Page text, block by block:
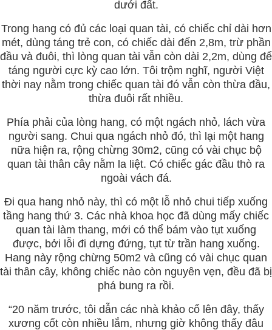
dưới đất.
Trong hang có đủ các loại quan tài, có chiếc chỉ dài hơn
mét, dùng táng trẻ con, có chiếc dài đến 2,8m, trừ phần
đầu và đuôi, thì lòng quan tài vẫn còn dài 2,2m, dùng để
táng người cực kỳ cao lớn. Tôi trộm nghĩ, người Việt
thời nay nằm trong chiếc quan tài đó vẫn còn thừa đầu,
thừa đuôi rất nhiều.
Phía phải của lòng hang, có một ngách nhỏ, lách vừa
người sang. Chui qua ngách nhỏ đó, thì lại một hang
nữa hiện ra, rộng chừng 30m2, cũng có vài chục bộ
quan tài thân cây nằm la liệt. Có chiếc gác đầu thò ra
ngoài vách đá.
Đi qua hang nhỏ này, thì có một lỗ nhỏ chui tiếp xuống
tầng hang thứ 3. Các nhà khoa học đã dùng mấy chiếc
quan tài làm thang, mới có thể bám vào tụt xuống
được, bởi lỗi đi dựng đứng, tụt từ trần hang xuống.
Hang này rộng chừng 50m2 và cũng có vài chục quan
tài thân cây, không chiếc nào còn nguyên vẹn, đều đã bị
phá bung ra rồi.
“20 năm trước, tôi dẫn các nhà khảo cổ lên đây, thấy
xương cốt còn nhiều lắm, nhưng giờ không thấy đâu